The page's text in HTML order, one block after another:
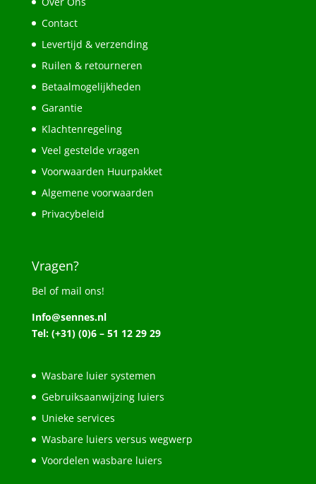
Contact
Levertijd & verzending
Ruilen & retourneren
Betaalmogelijkheden
Garantie
Klachtenregeling
Veel gestelde vragen
Voorwaarden Huurpakket
Algemene voorwaarden
Privacybeleid
Vragen?
Bel of mail ons!
Info@sennes.nl
Tel: (+31) (0)6 – 51 12 29 29
Wasbare luier systemen
Gebruiksaanwijzing luiers
Unieke services
Wasbare luiers versus wegwerp
Voordelen wasbare luiers